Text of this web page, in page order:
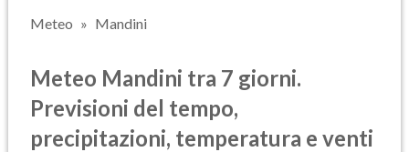
Meteo Mandini
Meteo Mandini tra 7 giorni.
Previsioni del tempo,
precipitazioni, temperatura e venti